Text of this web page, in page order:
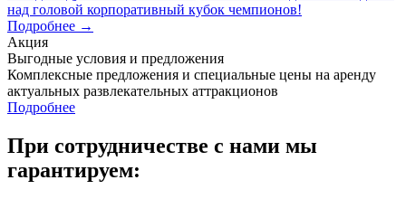
над головой корпоративный кубок чемпионов!
Подробнее →
Акция
Выгодные условия и предложения
Комплексные предложения и специальные цены на аренду
актуальных развлекательных аттракционов
Подробнее
При сотрудничестве с нами мы
гарантируем: